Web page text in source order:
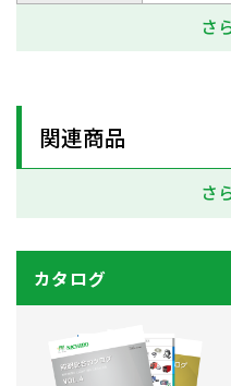
さ
関連商品
さ
カタログ